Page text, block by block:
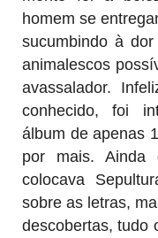
homem se
sucumbindo à
animalescos
avassalador.
conhecido, foi
álbum de apenas
por mais. Ainda
colocava
sobre as letras,
descobertas, tudo